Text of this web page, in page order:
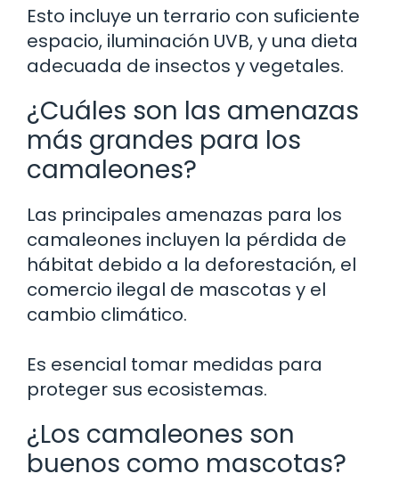
Esto incluye un terrario con suficiente
espacio, iluminación UVB, y una dieta
adecuada de insectos y vegetales.
¿Cuáles son las amenazas
más grandes para los
camaleones?
Las principales amenazas para los
camaleones incluyen la pérdida de
hábitat debido a la deforestación, el
comercio ilegal de mascotas y el
cambio climático.
Es esencial tomar medidas para
proteger sus ecosistemas.
¿Los camaleones son
buenos como mascotas?